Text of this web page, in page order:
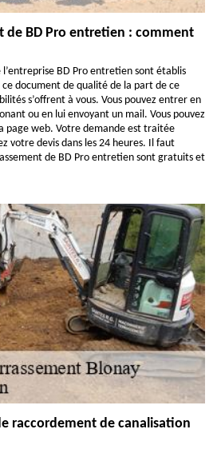
de BD Pro entretien : comment
l’entreprise BD Pro entretien sont établis
document de qualité de la part de ce
s’offrent à vous. Vous pouvez entrer en
ou en lui envoyant un mail. Vous pouvez
page web. Votre demande est traitée
votre devis dans les 24 heures. Il faut
de BD Pro entretien sont gratuits et
raccordement de canalisation